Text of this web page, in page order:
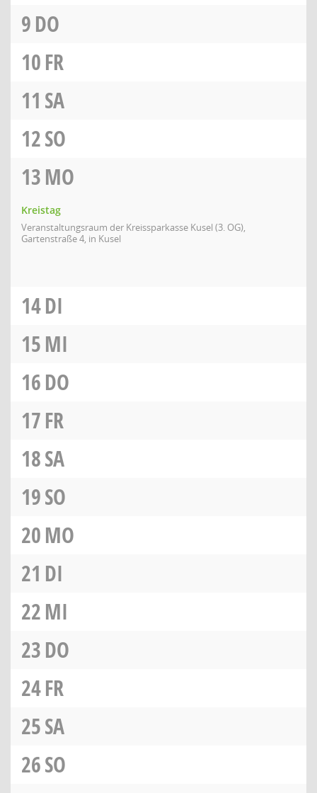
9DO
10FR
11 SA
12SO
13MO
Kreistag
Veranstaltungsraum der Kreissparkasse Kusel (3. OG),
Gartenstraße 4, in Kusel
14DI
15MI
16DO
17FR
18SA
19SO
20MO
21 DI
22MI
23DO
24FR
25SA
26SO